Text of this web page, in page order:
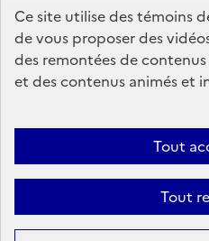
Ce site utilise des témoins
de vous proposer des
des remontées de
et des contenus animés et
Tout
Tout
data.gouv.fr
service-public.gouv.fr
Mentions légales Accessibilité :
d’utilisation des témoins de
Plan du